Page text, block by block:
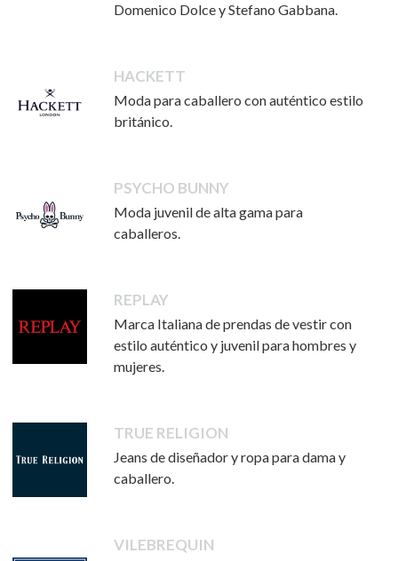
Domenico Dolce y Stefano Gabbana.
HACKETT
Moda para caballero con auténtico estilo
británico.
PSYCHO BUNNY
Moda juvenil de alta gama para
caballeros.
REPLAY
Marca Italiana de prendas de vestir con
estilo auténtico y juvenil para hombres y
mujeres.
TRUE RELIGION
Jeans de diseñador y ropa para dama y
caballero.
VILEBREQUIN